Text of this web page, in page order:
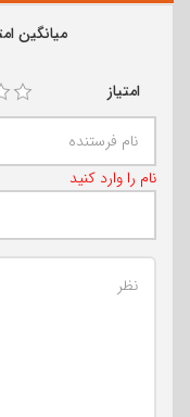
میانگین امتیاز
امتیاز
نام را وارد کنید